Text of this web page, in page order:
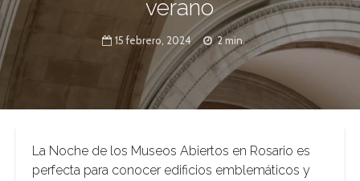
verano
15 febrero, 2024 2 min.
La Noche de los Museos Abiertos en Rosario es
perfecta para conocer edificios emblemáticos y